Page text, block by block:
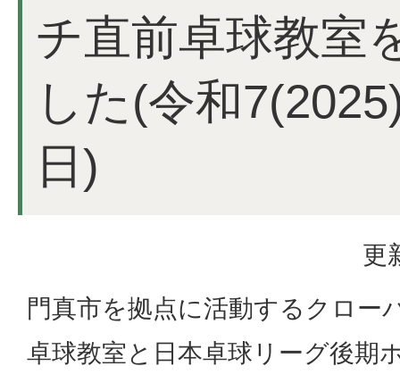
チ直前卓球教室
した(令和
日)
更
門真市を拠点に活動するクロー
卓球教室と日本卓球リーグ後期